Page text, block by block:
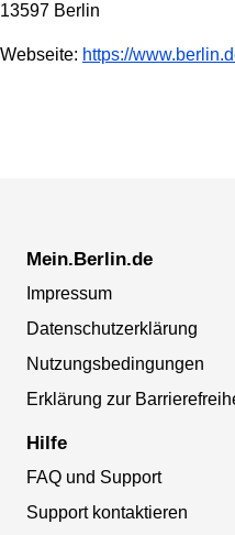
13597 Berlin
Webseite: https://
Mein.Berlin.de
Impressum
Datenschutzerklärung
Nutzungsbedingungen
Erklärung zur
Hilfe
FAQ und Support
Support kontaktieren